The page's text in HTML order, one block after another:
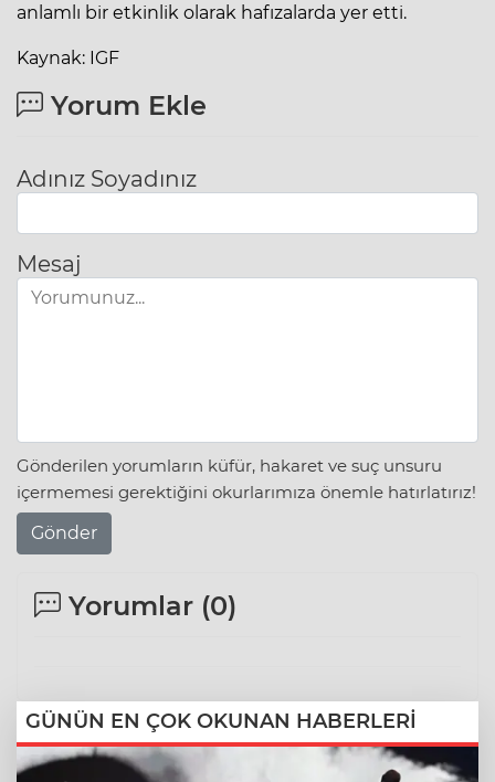
anlamlı bir etkinlik olarak hafızalarda yer etti.
Kaynak: IGF
Yorum Ekle
Adınız Soyadınız
Mesaj
Gönderilen yorumların küfür, hakaret ve suç unsuru
içermemesi gerektiğini okurlarımıza önemle hatırlatırız!
Gönder
Yorumlar (0)
GÜNÜN EN ÇOK OKUNAN HABERLERİ